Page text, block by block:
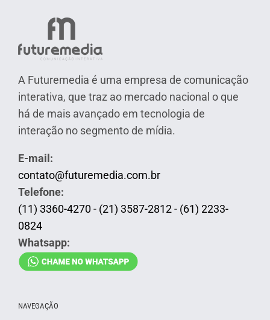
A Futuremedia é uma empresa de comunicação
interativa, que traz ao mercado nacional o que
há de mais avançado em tecnologia de
interação no segmento de mídia.
E-mail:
contato@futuremedia.com.br
Telefone:
(11) 3360-4270 - (21) 3587-2812- (61) 2233-
0824
Whatsapp:
NAVEGAÇÃO